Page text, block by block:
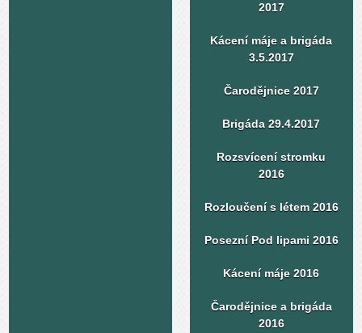
2017
Kácení máje a brigáda
3.5.2017
Čarodějnice 2017
Brigáda 29.4.2017
Rozsvícení stromku
2016
Rozloučení s létem 2016
Posezní Pod lipami 2016
Kácení máje 2016
Čarodějnice a brigáda
2016